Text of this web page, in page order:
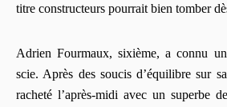
titre constructeurs pourrait bien tomber
Adrien Fourmaux, sixième, a connu
scie. Après des soucis d’équilibre sur
racheté l’après-midi avec un superbe